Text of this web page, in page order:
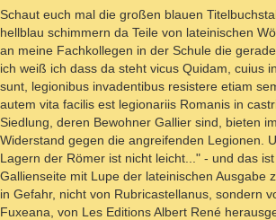
Schaut euch mal die großen blauen
hellblau schimmern da Teile von lateinischen
an meine Fachkollegen in der Schule die
ich weiß ich dass da steht vicus Quidam, cuius
sunt, legionibus invadentibus resistere etiam
autem vita facilis est legionariis Romanis in
Siedlung, deren Bewohner Gallier sind, bieten
Widerstand gegen die angreifenden Legionen.
Lagern der Römer ist nicht leicht..." - und das
Gallienseite mit Lupe der lateinischen Ausgabe
in Gefahr, nicht von Rubricastellanus, sondern
Fuxeana, von Les Editions Albert René